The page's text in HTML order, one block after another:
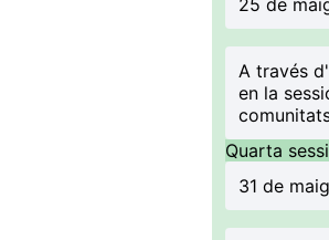
25 de
A través
en la
Quarta
31 de